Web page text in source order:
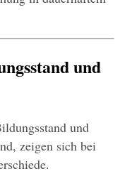
und
und
zeigen sich bei